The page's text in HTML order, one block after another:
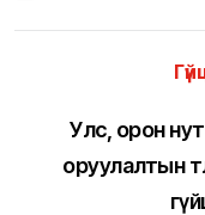
Улс, орон
оруулалтын